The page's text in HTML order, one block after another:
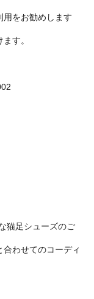
用をお勧めします
す。
猫足シューズのご
わせてのコーディ